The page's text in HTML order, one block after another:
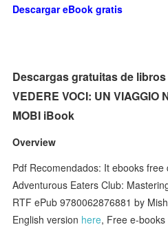
Descargar eBook gratis
Descargas gratuitas de
VEDERE VOCI: UN VIAGGIO
MOBI iBook
Overview
Pdf Recomendados: It ebooks
Adventurous Eaters Club:
RTF ePub 9780062876881 by
English version here, Free e-